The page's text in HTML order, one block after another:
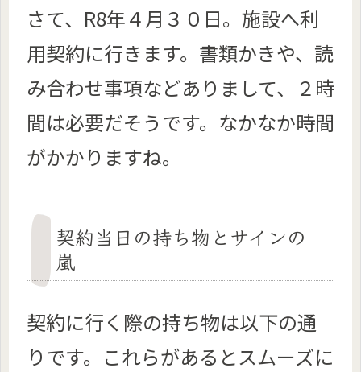
さて、R8年４月３０日。施設へ利
用契約に行きます。書類かきや、読
み合わせ事項などありまして、２時
間は必要だそうです。なかなか時間
がかかりますね。
契約当日の持ち物とサインの
嵐
契約に行く際の持ち物は以下の通
りです。これらがあるとスムーズに